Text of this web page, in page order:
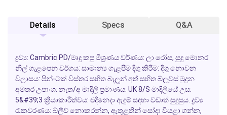
Details Specs Q&A
ද්‍රව්‍ය: Cambric PD/මෘදු කපු මිශ්‍රණය වර්ණය: ලා රෝස, සුදු මොනර
නිල් ගැළපෙන වර්ගය: සාමාන්‍ය ගැළපීම දිගු කිරීම: දිගු නොවන
විලාසය: පින්-ටක් විස්තර සහිත බැලූන් අත් සහිත බ්ලවුස් මුදුන
අමතර උපාංග: නැත/අ මාදිලි ප්‍රමාණය: UK 8/S මාදිලියේ උස:
5&#39;3 ක්‍රියාකාරීත්වය: එදිනෙදා ඇඳුම් සඳහා වඩාත් සුදුසුය. ද්‍රව්‍ය
රැකවරණය: බ්ලීච් නොකරන්න, ඇතුළතින් සෝදා වියළා ගන්න,